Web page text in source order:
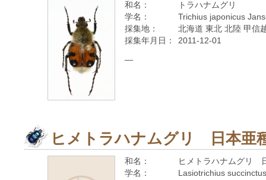
和名：
トラハナムグリ
学名：
Trichius japonicus
採集地：
北海道 東北 北陸 甲信
採集年月日：
2011-12-01
—
ヒメトラハナムグリ 日本亜
和名：
ヒメトラハナムグリ
学名：
Lasiotrichius